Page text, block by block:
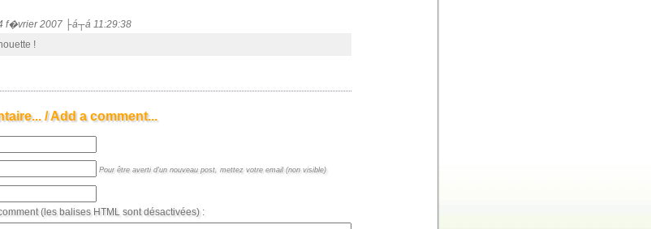
f�vrier 2007 ├á┬á 11:29:38
!
/ Add a comment...
Pour être averti d'un nouveau post, mettez votre email (non visible)
(les balises HTML sont désactivées) :